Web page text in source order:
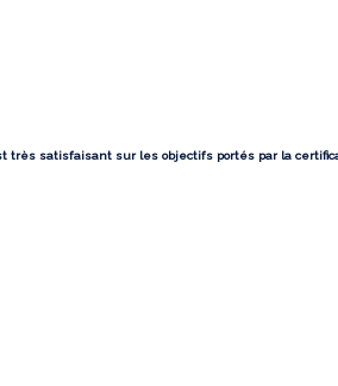
très satisfaisant sur les objectifs portés par la